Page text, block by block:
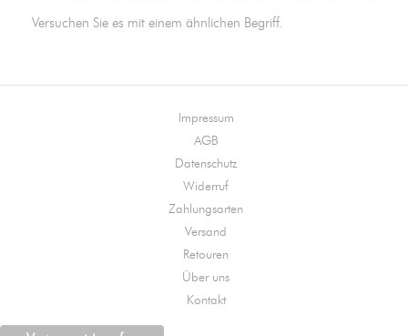
Versuchen Sie es mit einem ähnlichen Begriff.
Impressum
AGB
Datenschutz
Widerruf
Zahlungsarten
Versand
Retouren
Über uns
Kontakt